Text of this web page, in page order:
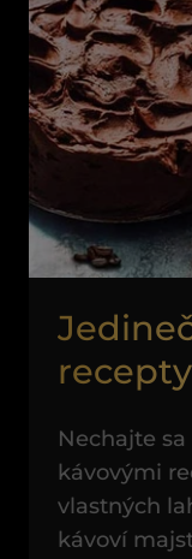
recepty
Nechajte
kávovými
vlastných
kávoví